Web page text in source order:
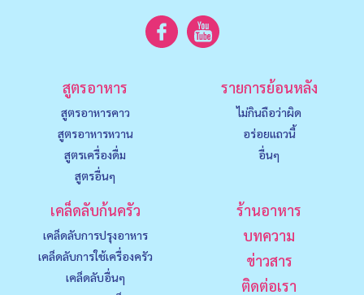
สูตรอาหาร
สูตรอาหารคาว
สูตรอาหารหวาน
สูตรเครื่องดื่ม
สูตรอื่นๆ
รายการย้อนหลัง
ไม่กินถือว่าผิด
อร่อยแถวนี้
อื่นๆ
เคล็ดลับก้นครัว
เคล็ดลับการปรุงอาหาร
เคล็ดลับการใช้เครื่องครัว
เคล็ดลับอื่นๆ
ร้านอาหาร
บทความ
ข่าวสาร
ติดต่อเรา